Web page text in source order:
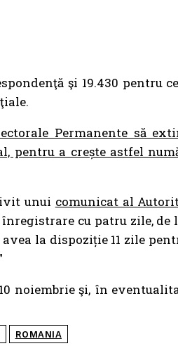
şi 19.430 pentru
Permanente să
pentru a crește astfel
unui comunicat al
cu patru zile, de
la dispoziție 11 zile
noiembrie şi, în
ROMANIA